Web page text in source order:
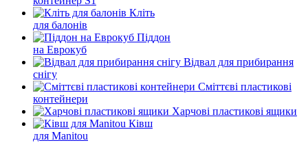
Кліть
для балонів
Піддон
на Еврокуб
Відвал для прибирання
снігу
Cміттєві пластикові
контейнери
Харчові пластикові ящики
Ківш
для Manitou